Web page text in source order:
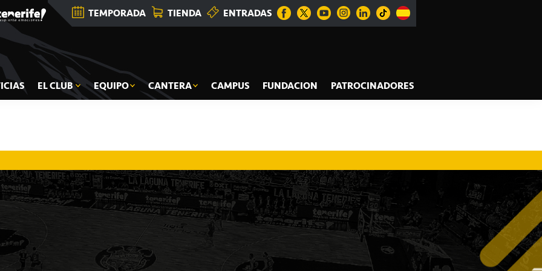
TEMPORADA TIENDA ENTRADAS
EL CLUB EQUIPO CANTERA CAMPUS FUNDACION
PATROCINADORES